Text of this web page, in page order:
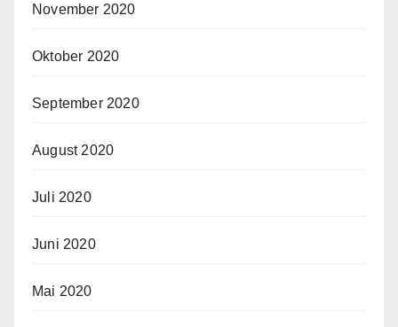
November 2020
Oktober 2020
September 2020
August 2020
Juli 2020
Juni 2020
Mai 2020